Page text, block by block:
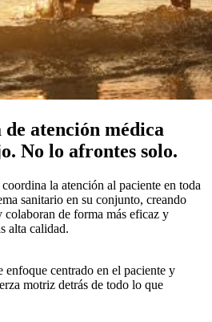
atención médica
No lo afrontes solo.
la atención al paciente en toda
sanitario en su conjunto, creando
colaboran de forma más eficaz y
alta calidad.
enfoque centrado en el paciente y
motriz detrás de todo lo que